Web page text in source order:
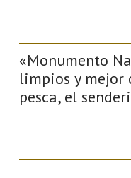
«Monumento
limpios y mejor
pesca, el